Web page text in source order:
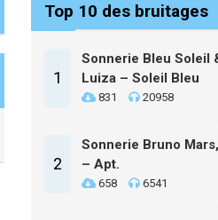
Top 10 des bruitages
1
Sonnerie Bleu Soleil
Luiza – Soleil Bleu
831 20958
2
Sonnerie Bruno
– Apt.
658 6541